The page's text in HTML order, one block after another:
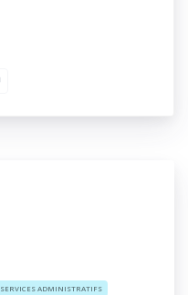
SERVICES ADMINISTRATIFS